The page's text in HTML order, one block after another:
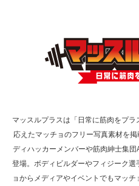
TOKYO FM
で紹介さ…
た（6/8放送）
マッスルプラスは「日常に筋肉をプ
応えたマッチョのフリー写真素材を
ディハッカーメンバーや筋肉紳士集
登場。ボディビルダーやフィジーク
ョからメディアやイベントでもマッ